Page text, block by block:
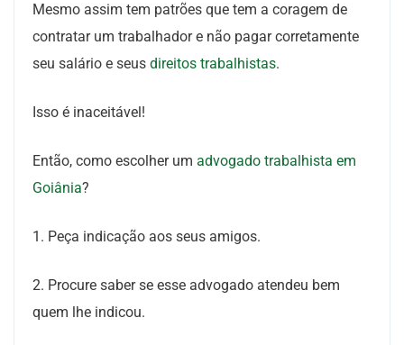
Mesmo assim tem patrões que tem a coragem de
contratar um trabalhador e não pagar corretamente
seu salário e seus direitos trabalhistas.
Isso é inaceitável!
Então, como escolher um advogado trabalhista em
Goiânia?
1. Peça indicação aos seus amigos.
2. Procure saber se esse advogado atendeu bem
quem lhe indicou.